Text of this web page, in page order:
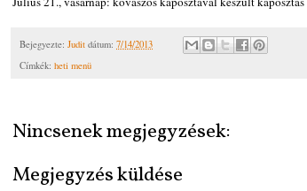
Bejegyezte: Judit dátum: 7/14/2013
Címkék: heti menü
Nincsenek megjegyzések:
Megjegyzés küldése